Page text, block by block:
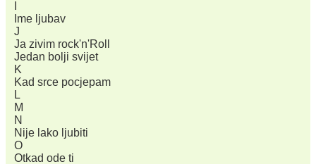
Ime ljubav
J
Ja zivim rock'n'Roll
Jedan bolji svijet
K
Kad srce pocjepam
L
M
N
Nije lako ljubiti
O
Otkad ode ti